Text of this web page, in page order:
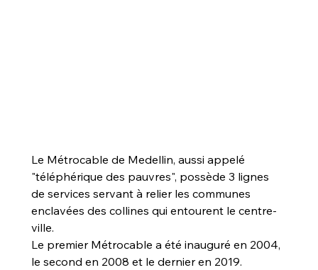
Le Métrocable de Medellin, aussi appelé
"téléphérique des pauvres", possède 3 lignes
de services servant à relier les communes
enclavées des collines qui entourent le centre-
ville.
Le premier Métrocable a été inauguré en 2004,
le second en 2008 et le dernier en 2019.